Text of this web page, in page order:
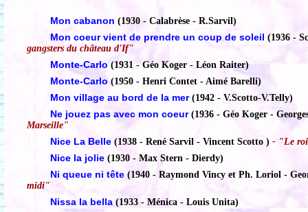
Mon cabanon (1930 - Calabrèse - R.Sarvil)
Mon coeur vient de prendre un coup de soleil (1936 -
gangsters du château d'If"
Monte-Carlo (1931 - Géo Koger - Léon Raiter)
Monte-Carlo (1950 - Henri Contet - Aimé Barelli)
Mon village au bord de la mer (1942 - V.Scotto-V.Telly)
Ne jouez pas avec mon coeur (1936 - Géo Koger -
Marseille"
Nice La Belle (1938 - René Sarvil - Vincent Scotto ) - "Le roi
Nice la jolie (1930 - Max Stern - Dierdy)
Ni queue ni tête (1940 - Raymond Vincy et Ph. Loriol -
midi"
Nissa la bella (1933 - Ménica - Louis Unita)